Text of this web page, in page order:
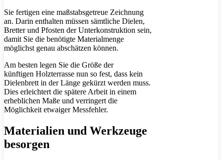
Sie fertigen eine maßstabsgetreue Zeichnung
an. Darin enthalten müssen sämtliche Dielen,
Bretter und Pfosten der Unterkonstruktion sein,
damit Sie die benötigte Materialmenge
möglichst genau abschätzen können.
Am besten legen Sie die Größe der
künftigen Holzterrasse nun so fest, dass kein
Dielenbrett in der Länge gekürzt werden muss.
Dies erleichtert die spätere Arbeit in einem
erheblichen Maße und verringert die
Möglichkeit etwaiger Messfehler.
Materialien und Werkzeuge
besorgen